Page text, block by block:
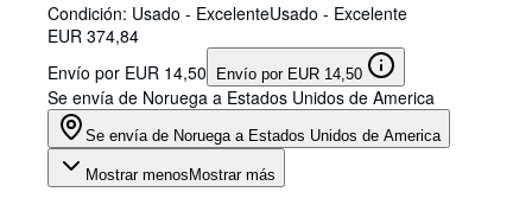
Condición: Usado - ExcelenteUsado - Excelente
EUR 374,84
Envío por EUR 14,50
Envío por EUR 14,50
Se envía de Noruega a Estados Unidos de America
Se envía de Noruega a Estados Unidos de America
Mostrar menos Mostrar más